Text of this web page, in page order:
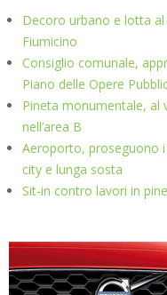
Decoro urbano e lotta al
Fiumicino
Consiglio comunale,
Piano delle Opere
Pineta monumentale, al
nell’area B
Aeroporto, proseguono
city e lunga sosta
Sit-in contro lavori in